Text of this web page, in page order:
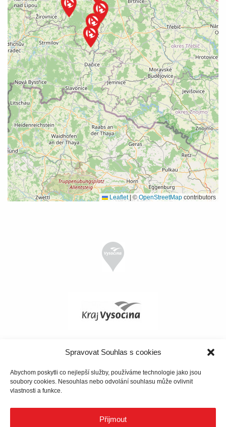
Spravovat Souhlas s cookies
Abychom poskytli co nejlepší služby, používáme technologie jako jsou
soubory cookies. Nesouhlas nebo odvolání souhlasu může ovlivnit
vlastnosti a funkce.
Přijmout
Leaflet ©OpenStreetMap contributors